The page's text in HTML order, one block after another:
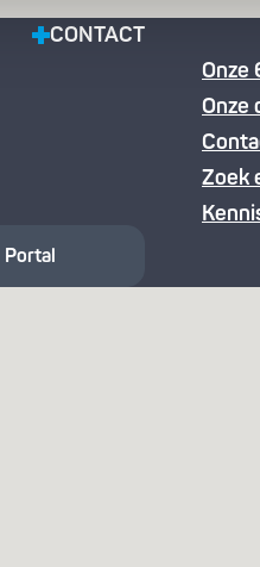
CONTACT
Portal
Onze
Onze
Zoek